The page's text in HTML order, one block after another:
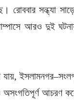
রোববার সন্ধ্যা
আরও দুই
যায়,
ও অসংগতিপূর্ণ